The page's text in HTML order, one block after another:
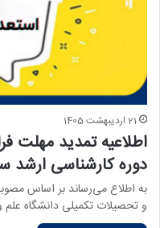
21 اردیبهشت 1405
اطلاعیه تمدید مهلت
دوره کارشناسی ارشد
و تحصیلات تکمیلی دانشگاه